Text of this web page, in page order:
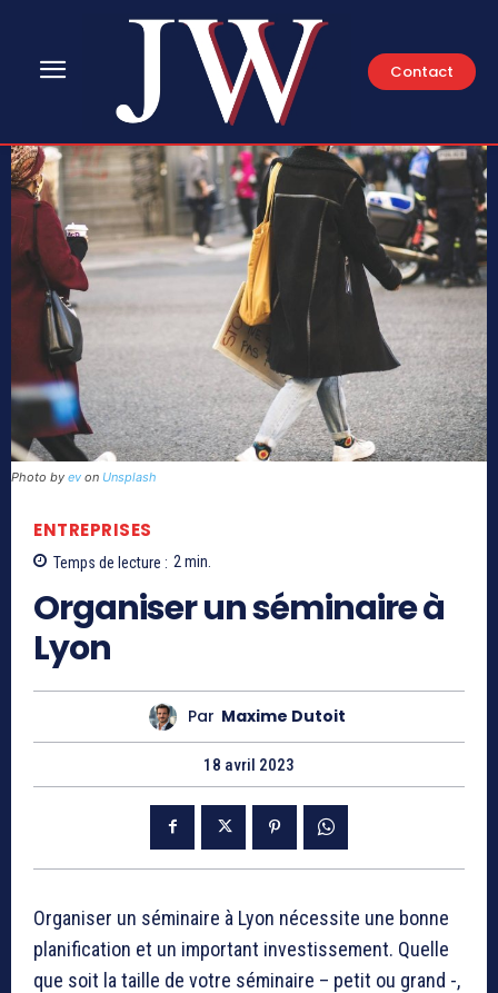
Contact
Photo by ev on Unsplash
ENTREPRISES
Temps de lecture : 2min.
Organiser un séminaire à
Lyon
Par Maxime Dutoit
18 avril 2023
Organiser un séminaire à Lyon nécessite une bonne
planification et un important investissement. Quelle
que soit la taille de votre séminaire – petit ou grand -,